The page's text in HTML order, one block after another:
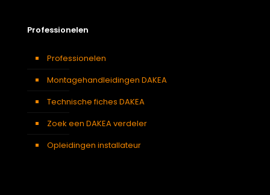
Professionelen
Professionelen
Montagehandleidingen DAKEA
Technische fiches DAKEA
Zoek een DAKEA verdeler
Opleidingen installateur